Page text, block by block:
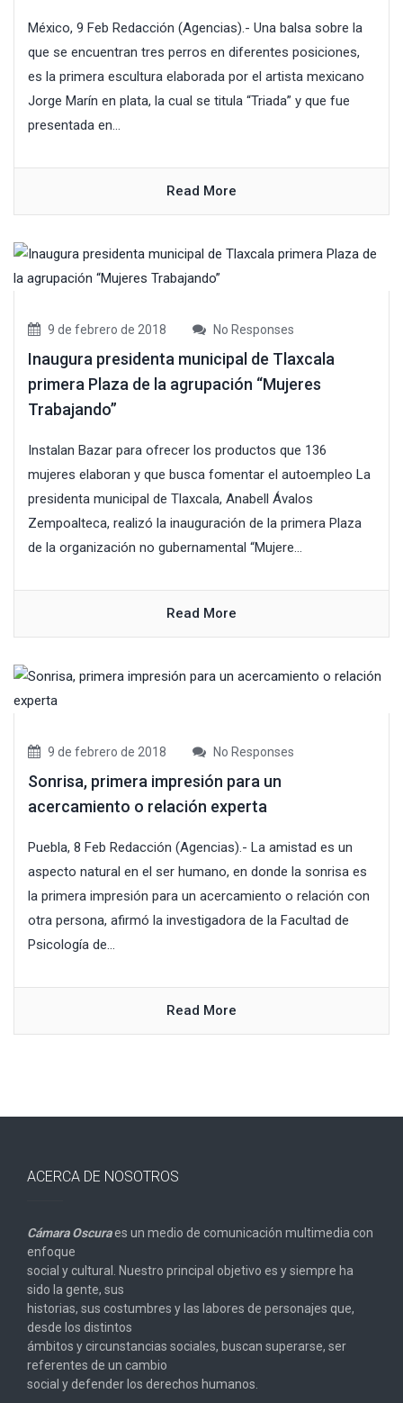
México, 9 Feb Redacción (Agencias).- Una balsa sobre la
que se encuentran tres perros en diferentes posiciones,
es la primera escultura elaborada por el artista mexicano
Jorge Marín en plata, la cual se titula “Triada” y que fue
presentada en...
Read More
9 de febrero de 2018 No Responses
Inaugura presidenta municipal de Tlaxcala
primera Plaza de la agrupación “Mujeres
Trabajando”
Instalan Bazar para ofrecer los productos que 136
mujeres elaboran y que busca fomentar el autoempleo La
presidenta municipal de Tlaxcala, Anabell Ávalos
Zempoalteca, realizó la inauguración de la primera Plaza
de la organización no gubernamental “Mujere...
Read More
9 de febrero de 2018 No Responses
Sonrisa, primera impresión para un
acercamiento o relación experta
Puebla, 8 Feb Redacción (Agencias).- La amistad es un
aspecto natural en el ser humano, en donde la sonrisa es
la primera impresión para un acercamiento o relación con
otra persona, afirmó la investigadora de la Facultad de
Psicología de...
Read More
ACERCA DE NOSOTROS
Cámara Oscuraes un medio de comunicación multimedia con
enfoque
social y cultural. Nuestro principal objetivo es y siempre ha
sido la gente, sus
historias, sus costumbres y las labores de personajes que,
desde los distintos
ámbitos y circunstancias sociales, buscan superarse, ser
referentes de un cambio
social y defender los derechos humanos.